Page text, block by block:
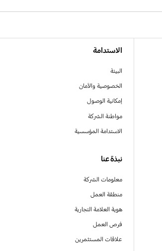
الاستدامة
البيئة
الخصوصية والأمان
إمكانية الوصول
مواطنة الشركة
الاستدامة المؤسسية
نبذة عنا
معلومات الشركة
منطقة العمل
هوية العلامة التجارية
فرص العمل
علاقات المستثمرين